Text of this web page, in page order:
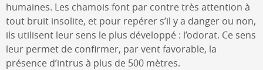
humaines. Les chamois font par contre très attention à
tout bruit insolite, et pour repérer s’il y a danger ou non,
ils utilisent leur sens le plus développé : l’odorat. Ce sens
leur permet de confirmer, par vent favorable, la
présence d’intrus à plus de 500 mètres.